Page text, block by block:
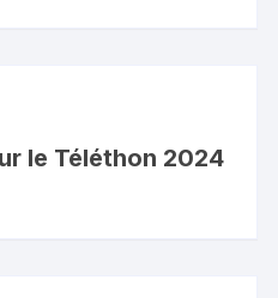
le Téléthon 2024